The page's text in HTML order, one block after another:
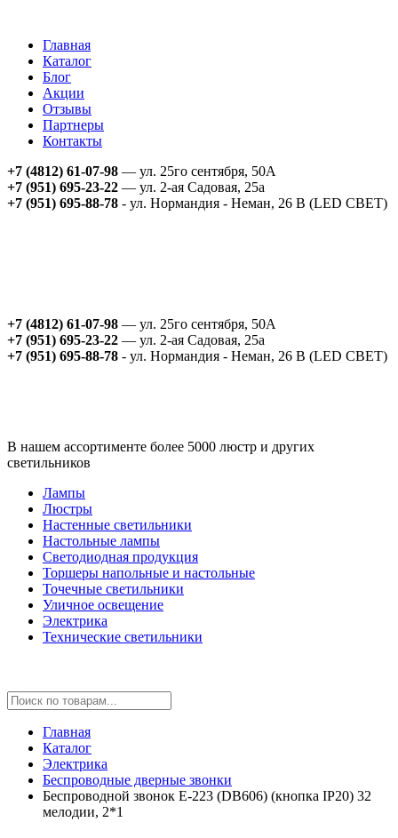
Главная
Каталог
Блог
Акции
Отзывы
Партнеры
Контакты
+7 (4812) 61-07-98 — ул. 25го сентября, 50А
+7 (951) 695-23-22 — ул. 2-ая Садовая, 25а
+7 (951) 695-88-78 - ул. Нормандия - Неман, 26 В (LED СВЕТ)
+7 (4812) 61-07-98 — ул. 25го сентября, 50А
+7 (951) 695-23-22 — ул. 2-ая Садовая, 25а
+7 (951) 695-88-78 - ул. Нормандия - Неман, 26 В (LED СВЕТ)
В нашем ассортименте более 5000 люстр и других
светильников
Лампы
Люстры
Настенные светильники
Настольные лампы
Светодиодная продукция
Торшеры напольные и настольные
Точечные светильники
Уличное освещение
Электрика
Технические светильники
Главная
Каталог
Электрика
Беспроводные дверные звонки
Беспроводной звонок E-223 (DB606) (кнопка IP20) 32
мелодии, 2*1